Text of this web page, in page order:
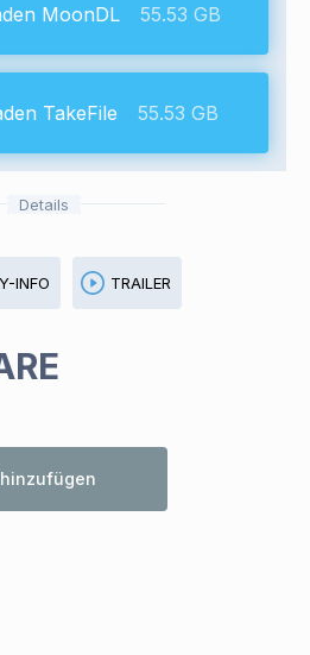
MoonDL 55.53 GB
TakeFile 55.53 GB
Details
INFO TRAILER